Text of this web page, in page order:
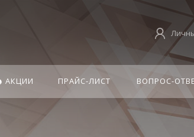
АКЦИИ ПРАЙС-ЛИСТ ВОПРОС-